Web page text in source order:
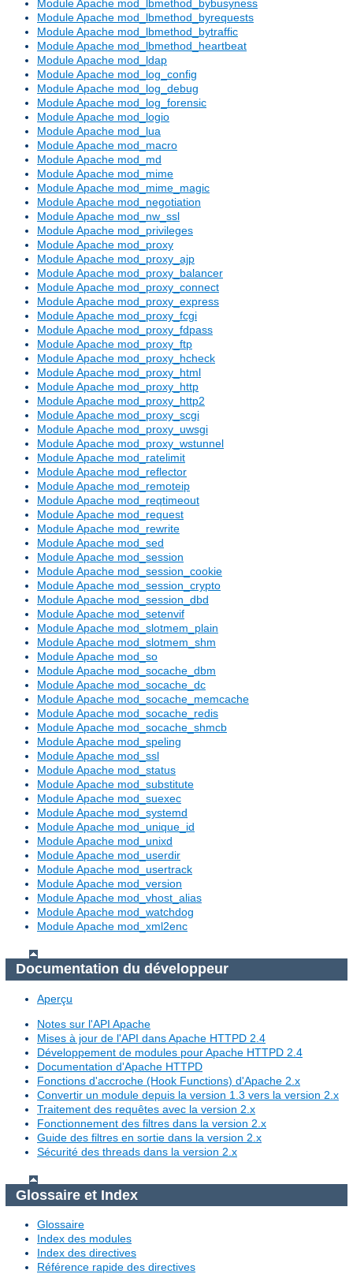
Module Apache mod_lbmethod_bybusyness
Module Apache mod_lbmethod_byrequests
Module Apache mod_lbmethod_bytraffic
Module Apache mod_lbmethod_heartbeat
Module Apache mod_ldap
Module Apache mod_log_config
Module Apache mod_log_debug
Module Apache mod_log_forensic
Module Apache mod_logio
Module Apache mod_lua
Module Apache mod_macro
Module Apache mod_md
Module Apache mod_mime
Module Apache mod_mime_magic
Module Apache mod_negotiation
Module Apache mod_nw_ssl
Module Apache mod_privileges
Module Apache mod_proxy
Module Apache mod_proxy_ajp
Module Apache mod_proxy_balancer
Module Apache mod_proxy_connect
Module Apache mod_proxy_express
Module Apache mod_proxy_fcgi
Module Apache mod_proxy_fdpass
Module Apache mod_proxy_ftp
Module Apache mod_proxy_hcheck
Module Apache mod_proxy_html
Module Apache mod_proxy_http
Module Apache mod_proxy_http2
Module Apache mod_proxy_scgi
Module Apache mod_proxy_uwsgi
Module Apache mod_proxy_wstunnel
Module Apache mod_ratelimit
Module Apache mod_reflector
Module Apache mod_remoteip
Module Apache mod_reqtimeout
Module Apache mod_request
Module Apache mod_rewrite
Module Apache mod_sed
Module Apache mod_session
Module Apache mod_session_cookie
Module Apache mod_session_crypto
Module Apache mod_session_dbd
Module Apache mod_setenvif
Module Apache mod_slotmem_plain
Module Apache mod_slotmem_shm
Module Apache mod_so
Module Apache mod_socache_dbm
Module Apache mod_socache_dc
Module Apache mod_socache_memcache
Module Apache mod_socache_redis
Module Apache mod_socache_shmcb
Module Apache mod_speling
Module Apache mod_ssl
Module Apache mod_status
Module Apache mod_substitute
Module Apache mod_suexec
Module Apache mod_systemd
Module Apache mod_unique_id
Module Apache mod_unixd
Module Apache mod_userdir
Module Apache mod_usertrack
Module Apache mod_version
Module Apache mod_vhost_alias
Module Apache mod_watchdog
Module Apache mod_xml2enc
Documentation du développeur
Aperçu
Notes sur l'API Apache
Mises à jour de l'API dans Apache HTTPD 2.4
Développement de modules pour Apache HTTPD 2.4
Documentation d'Apache HTTPD
Fonctions d'accroche (Hook Functions) d'Apache 2.x
Convertir un module depuis la version 1.3 vers la version 2.x
Traitement des requêtes avec la version 2.x
Fonctionnement des filtres dans la version 2.x
Guide des filtres en sortie dans la version 2.x
Sécurité des threads dans la version 2.x
Glossaire et Index
Glossaire
Index des modules
Index des directives
Référence rapide des directives